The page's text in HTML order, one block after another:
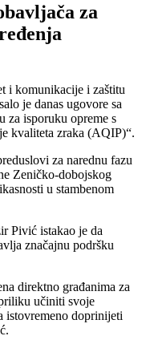
za
i komunikacije i zaštitu
je danas ugovore sa
za isporuku opreme s
kvaliteta zraka (AQIP)“.
za narednu fazu
Zeničko-dobojskog
u stambenom
Pivić istakao je da
značajnu podršku
direktno građanima za
učiniti svoje
istovremeno doprinijeti